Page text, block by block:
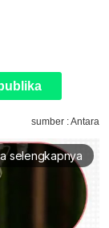
sumber : Antara
selengkapnya